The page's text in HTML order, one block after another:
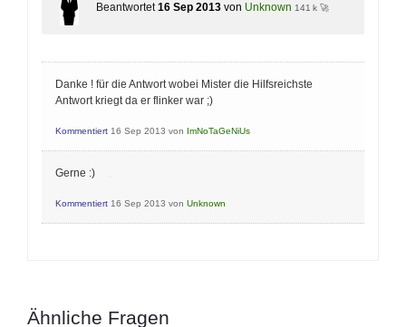
Beantwortet 16 Sep 2013 von Unknown 141 k 🚀
Danke ! für die Antwort wobei Mister die Hilfsreichste
Antwort kriegt da er flinker war ;)
Kommentiert 16 Sep 2013 von ImNoTaGeNiUs
Gerne :) .
Kommentiert 16 Sep 2013 von Unknown
Ähnliche Fragen